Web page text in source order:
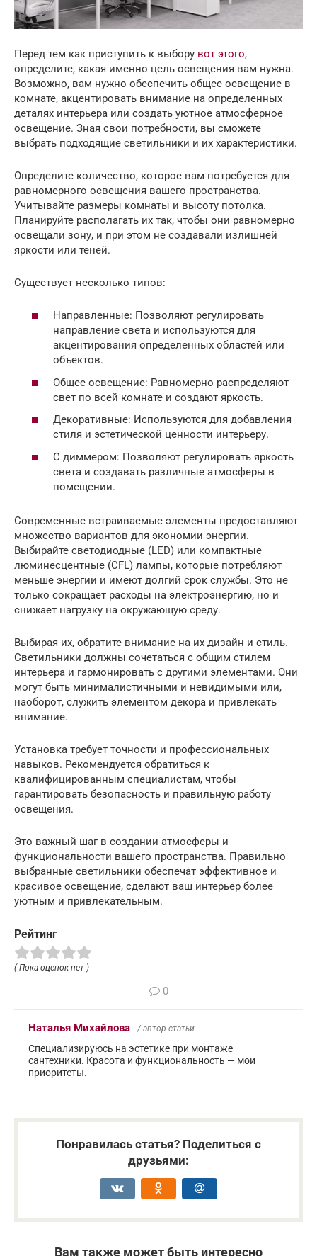
Перед тем как приступить к выбору вот этого,
определите, какая именно цель освещения вам нужна.
Возможно, вам нужно обеспечить общее освещение в
комнате, акцентировать внимание на определенных
деталях интерьера или создать уютное атмосферное
освещение. Зная свои потребности, вы сможете
выбрать подходящие светильники и их характеристики.
Определите количество, которое вам потребуется для
равномерного освещения вашего пространства.
Учитывайте размеры комнаты и высоту потолка.
Планируйте располагать их так, чтобы они равномерно
освещали зону, и при этом не создавали излишней
яркости или теней.
Существует несколько типов:
Направленные: Позволяют регулировать
направление света и используются для
акцентирования определенных областей или
объектов.
Общее освещение: Равномерно распределяют
свет по всей комнате и создают яркость.
Декоративные: Используются для добавления
стиля и эстетической ценности интерьеру.
С диммером: Позволяют регулировать яркость
света и создавать различные атмосферы в
помещении.
Современные встраиваемые элементы предоставляют
множество вариантов для экономии энергии.
Выбирайте светодиодные (LED) или компактные
люминесцентные (CFL) лампы, которые потребляют
меньше энергии и имеют долгий срок службы. Это не
только сокращает расходы на электроэнергию, но и
снижает нагрузку на окружающую среду.
Выбирая их, обратите внимание на их дизайн и стиль.
Светильники должны сочетаться с общим стилем
интерьера и гармонировать с другими элементами. Они
могут быть минималистичными и невидимыми или,
наоборот, служить элементом декора и привлекать
внимание.
Установка требует точности и профессиональных
навыков. Рекомендуется обратиться к
квалифицированным специалистам, чтобы
гарантировать безопасность и правильную работу
освещения.
Это важный шаг в создании атмосферы и
функциональности вашего пространства. Правильно
выбранные светильники обеспечат эффективное и
красивое освещение, сделают ваш интерьер более
уютным и привлекательным.
Рейтинг
( Пока оценок нет )
0
Наталья Михайлова / автор статьи
Специализируюсь на эстетике при монтаже
сантехники. Красота и функциональность — мои
приоритеты.
Понравилась статья? Поделиться с
друзьями:
Вам также может быть интересно